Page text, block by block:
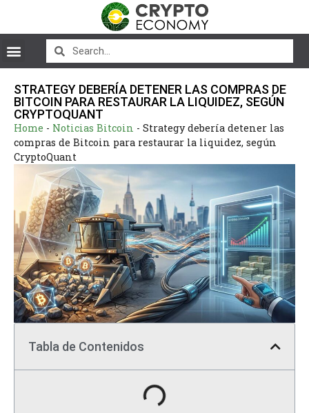
STRATEGY DEBERÍA DETENER LAS COMPRAS DE
BITCOIN PARA RESTAURAR LA LIQUIDEZ, SEGÚN
CRYPTOQUANT
Home - Noticias Bitcoin - Strategy debería detener las
compras de Bitcoin para restaurar la liquidez, según
CryptoQuant
Tabla de Contenidos